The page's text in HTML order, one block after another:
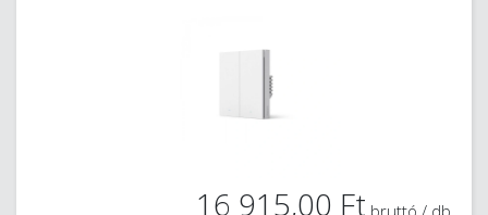
16 915,00 Ft bruttó / db.